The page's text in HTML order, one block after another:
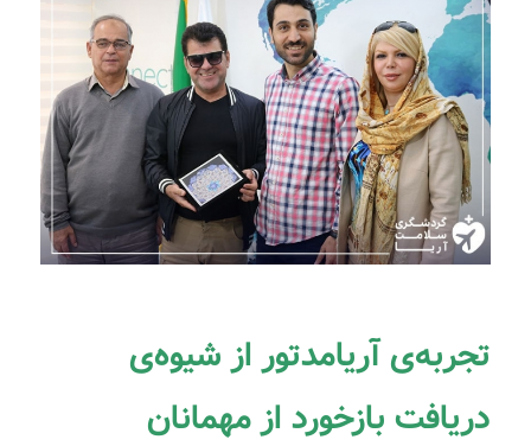
تجربه‌ی آریامدتور از شیوه‌ی
دریافت بازخورد از مهمانان